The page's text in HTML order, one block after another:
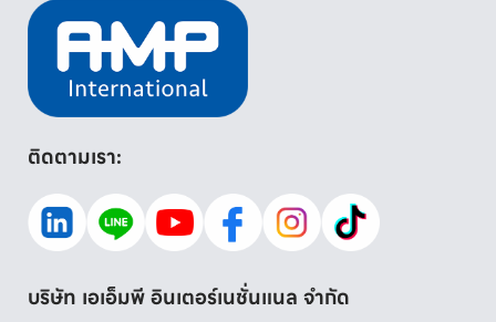
ติดตามเรา:
บริษัท เอเอ็มพี อินเตอร์เนชั่นแนล จำกัด